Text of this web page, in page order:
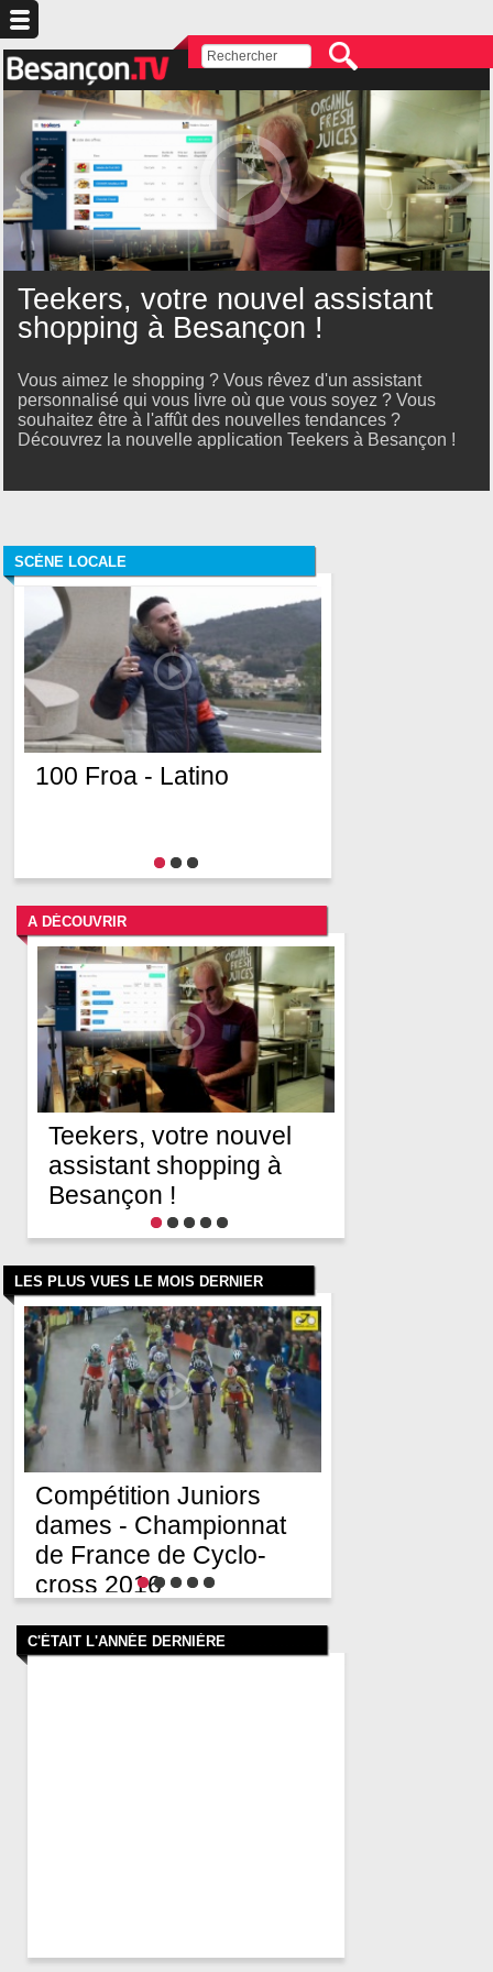
Teekers, votre nouvel assistant
shopping à Besançon !
Vous aimez le shopping ? Vous rêvez d'un assistant
personnalisé qui vous livre où que vous soyez ? Vous
souhaitez être à l'affût des nouvelles tendances ?
Découvrez la nouvelle application Teekers à Besançon !
SCÈNE LOCALE
100 Froa - Latino
A DÉCOUVRIR
Teekers, votre nouvel
assistant shopping à
Besançon !
LES PLUS VUES LE MOIS DERNIER
Compétition Juniors
dames - Championnat
de France de Cyclo-
cross 2016
C'ÉTAIT L'ANNÉE DERNIÈRE